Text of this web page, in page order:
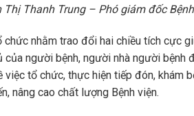
Thị Thanh Trung – Phó giám đốc
nhằm trao đổi hai chiều tích cực
của người bệnh, người nhà người
việc tổ chức, thực hiện tiếp đón, khám
nâng cao chất lượng Bệnh viện.